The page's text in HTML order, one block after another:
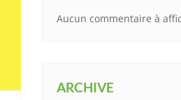
Aucun commentaire à
ARCHIVE